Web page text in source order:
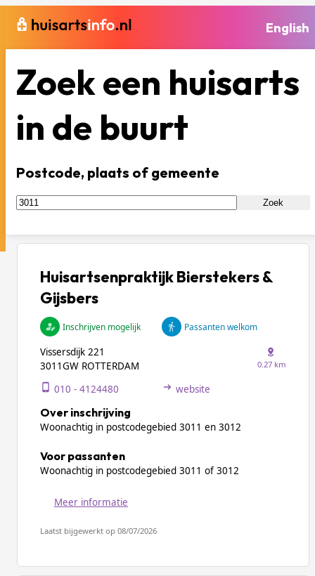
English
Zoek een huisarts
in de buurt
Postcode, plaats of gemeente
Zoek
Huisartsenpraktijk Bierstekers &
Gijsbers
Inschrijven mogelijk Passanten welkom
Vissersdijk 221
3011GW ROTTERDAM
0.27 km
010 - 4124480 website
Over inschrijving
Woonachtig in postcodegebied 3011 en 3012
Voor passanten
Woonachtig in postcodegebied 3011 of 3012
Meer informatie
Laatst bijgewerkt op 08/07/2026